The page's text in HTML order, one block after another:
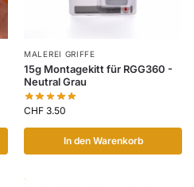
MALEREI GRIFFE
15g Montagekitt für RGG360 -
Neutral Grau
CHF 3.50
In den Warenkorb